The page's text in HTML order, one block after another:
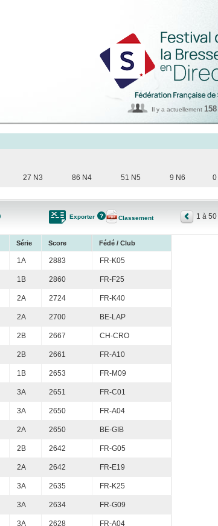
Il y a actuellement 158
27 N3 86 N4 51 N5 9 N6 0
Exporter Classement 1 à 50
Série Score Fédé / Club
1A 2883 FR-K05
1B 2860 FR-F25
2A 2724 FR-K40
2A 2700 BE-LAP
2B 2667 CH-CRO
2B 2661 FR-A10
1B 2653 FR-M09
3A 2651 FR-C01
3A 2650 FR-A04
2A 2650 BE-GIB
2B 2642 FR-G05
2A 2642 FR-E19
3A 2635 FR-K25
3A 2634 FR-G09
3A 2628 FR-A04